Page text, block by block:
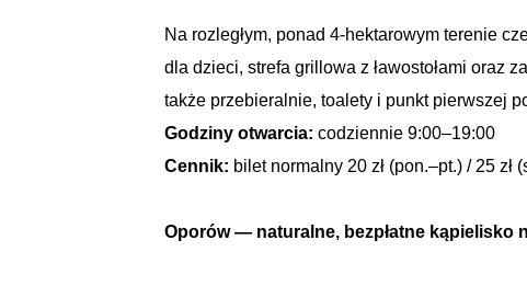
Na rozległym, ponad 4-hektarowym terenie
dla dzieci, strefa grillowa z ławostołami oraz
także przebieralnie, toalety i punkt pierwszej
Godziny otwarcia: codziennie 9:00–19:00
Cennik: bilet normalny 20 zł (pon.–pt.) / 25
Oporów — naturalne, bezpłatne kąpielisko